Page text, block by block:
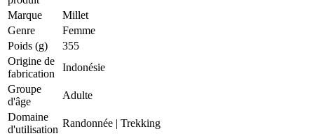
Marque
Millet
Genre
Femme
Poids (g)
355
Origine de
fabrication
Indonésie
Groupe
d'âge
Adulte
Domaine
d'utilisation
Randonnée | Trekking